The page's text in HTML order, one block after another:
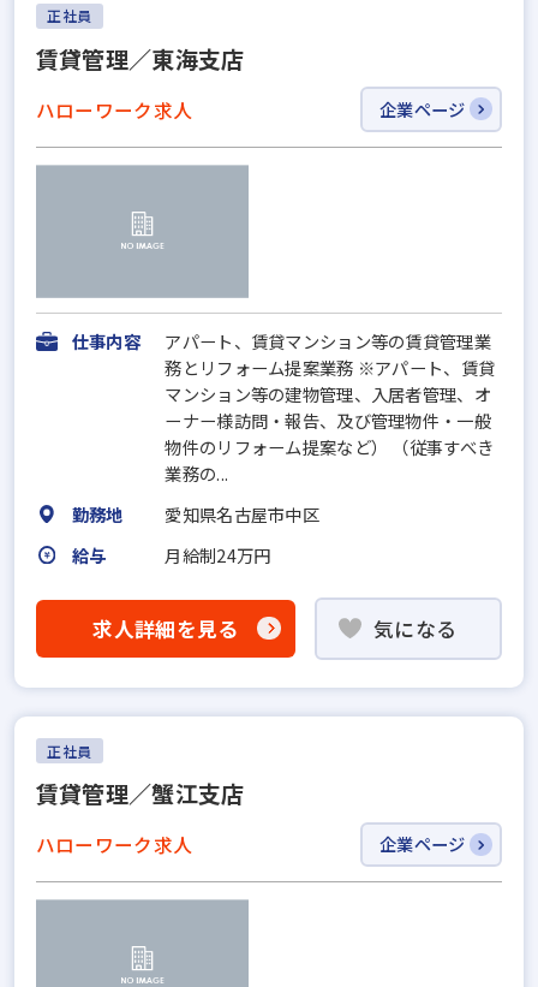
正社員
賃貸管理／東海支店
ハローワーク求人 企業ページ
仕事内容
アパート、賃貸マンション等の賃貸管理業
務とリフォーム提案業務 ※アパート、賃貸
マンション等の建物管理、入居者管理、オ
ーナー様訪問・報告、及び管理物件・一般
物件のリフォーム提案など） （従事すべき
業務の...
勤務地
愛知県名古屋市中区
給与
月給制24万円
求人詳細を見る 気になる
正社員
賃貸管理／蟹江支店
ハローワーク求人 企業ページ